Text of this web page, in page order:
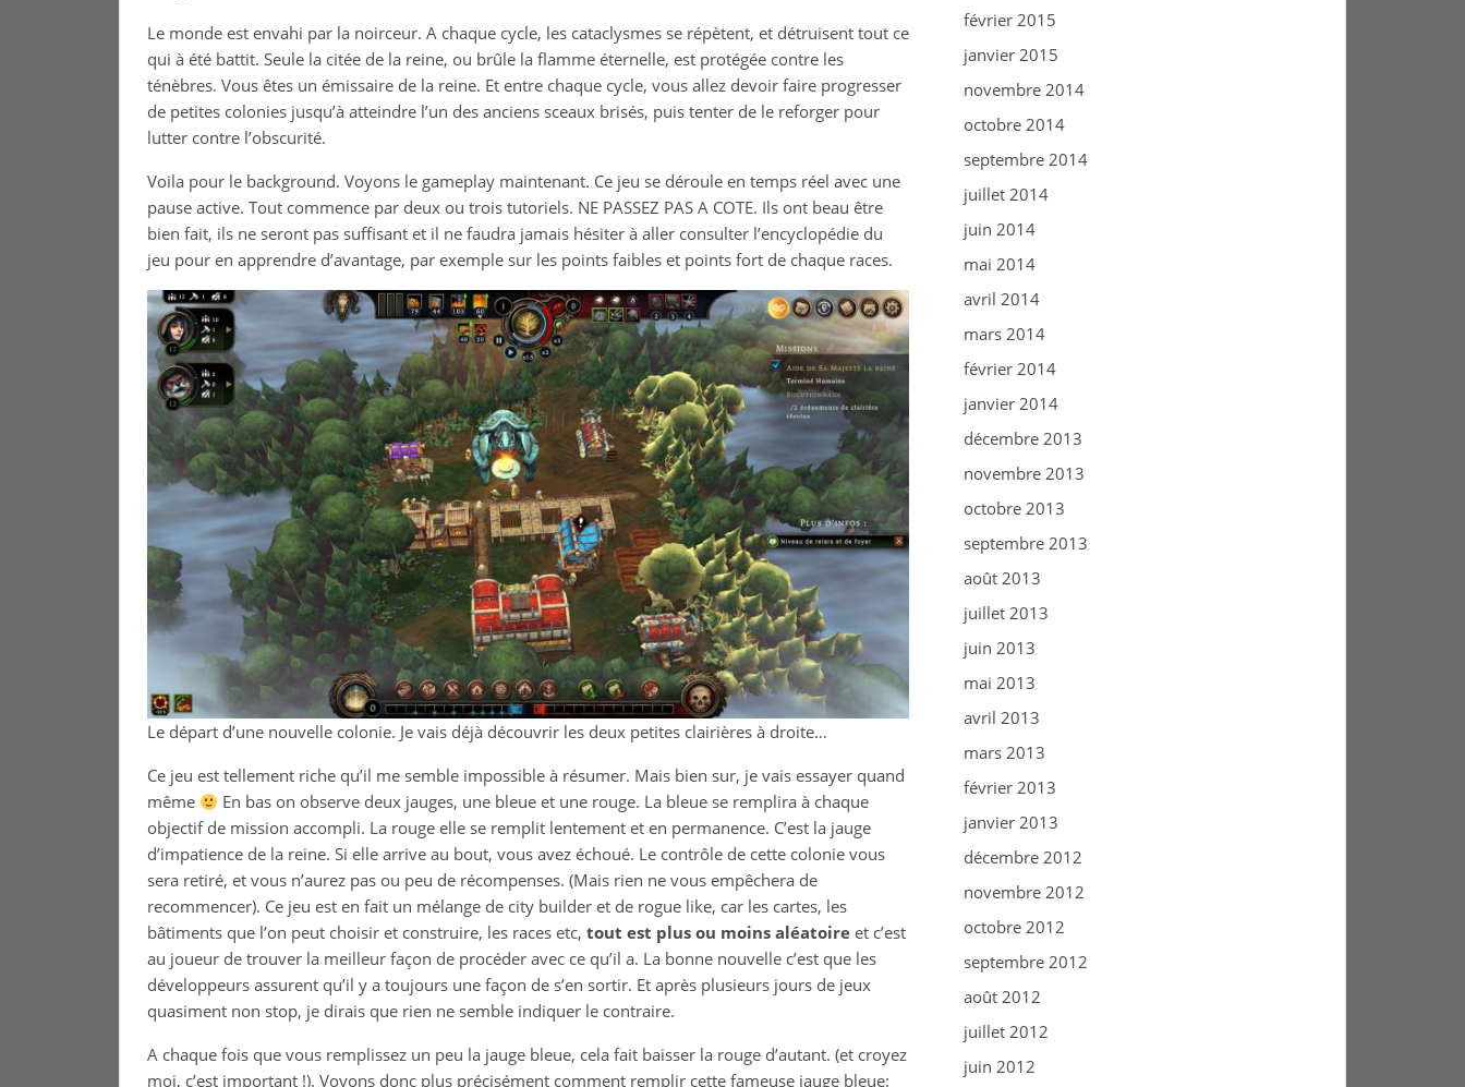
Le monde est envahi par la noirceur. A chaque cycle, les cataclysmes se répètent, et détruisent tout ce
qui à été battit. Seule la citée de la reine, ou brûle la flamme éternelle, est protégée contre les
ténèbres. Vous êtes un émissaire de la reine. Et entre chaque cycle, vous allez devoir faire progresser
de petites colonies jusqu’à atteindre l’un des anciens sceaux brisés, puis tenter de le reforger pour
lutter contre l’obscurité.
Voila pour le background. Voyons le gameplay maintenant. Ce jeu se déroule en temps réel avec une
pause active. Tout commence par deux ou trois tutoriels. NE PASSEZ PAS A COTE. Ils ont beau être
bien fait, ils ne seront pas suffisant et il ne faudra jamais hésiter à aller consulter l’encyclopédie du
jeu pour en apprendre d’avantage, par exemple sur les points faibles et points fort de chaque races.
Le départ d’une nouvelle colonie. Je vais déjà découvrir les deux petites clairières à droite…
Ce jeu est tellement riche qu’il me semble impossible à résumer. Mais bien sur, je vais essayer quand
même
En bas on observe deux jauges, une bleue et une rouge. La bleue se remplira à chaque
objectif de mission accompli. La rouge elle se remplit lentement et en permanence. C’est la jauge
d’impatience de la reine. Si elle arrive au bout, vous avez échoué. Le contrôle de cette colonie vous
sera retiré, et vous n’aurez pas ou peu de récompenses. (Mais rien ne vous empêchera de
recommencer). Ce jeu est en fait un mélange de city builder et de rogue like, car les cartes, les
bâtiments que l’on peut choisir et construire, les races etc, tout est plus ou moins aléatoireet c’est
au joueur de trouver la meilleur façon de procéder avec ce qu’il a. La bonne nouvelle c’est que les
développeurs assurent qu’il y a toujours une façon de s’en sortir. Et après plusieurs jours de jeux
quasiment non stop, je dirais que rien ne semble indiquer le contraire.
A chaque fois que vous remplissez un peu la jauge bleue, cela fait baisser la rouge d’autant. (et croyez
moi, c’est important !). Voyons donc plus précisément comment remplir cette fameuse jauge bleue:
février 2015
janvier 2015
novembre 2014
octobre 2014
septembre 2014
juillet 2014
juin 2014
mai 2014
avril 2014
mars 2014
février 2014
janvier 2014
décembre 2013
novembre 2013
octobre 2013
septembre 2013
août 2013
juillet 2013
juin 2013
mai 2013
avril 2013
mars 2013
février 2013
janvier 2013
décembre 2012
novembre 2012
octobre 2012
septembre 2012
août 2012
juillet 2012
juin 2012